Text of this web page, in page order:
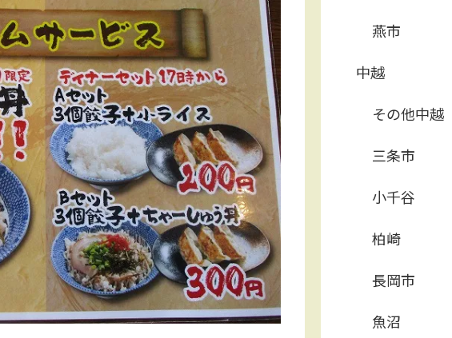
燕市
中越
その他中越
三条市
小千谷
柏崎
長岡市
魚沼